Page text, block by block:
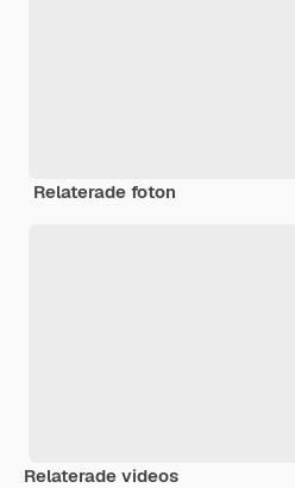
Relaterade foton
Relaterade videos